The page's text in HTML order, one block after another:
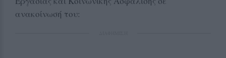
ανακοίνωσή του: